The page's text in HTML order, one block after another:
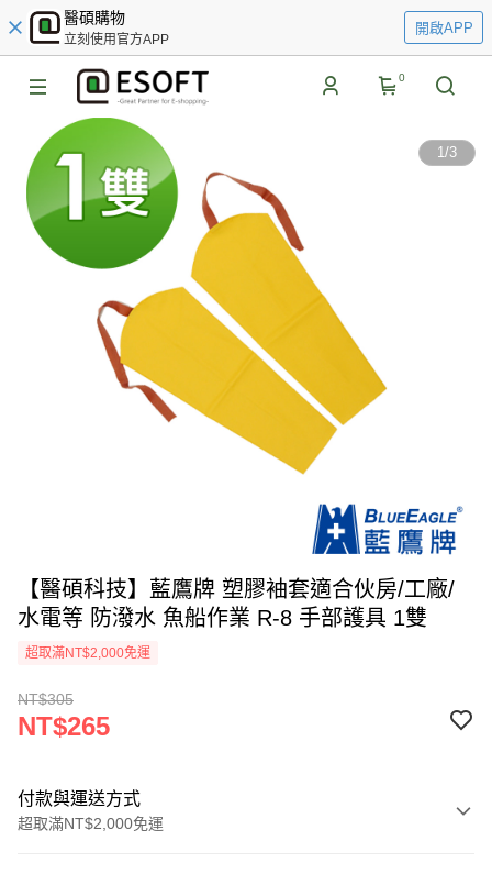
醫碩購物
立刻使用官方APP
開啟APP
0
1/3
【醫碩科技】藍鷹牌 塑膠袖套適合伙房/工廠/
水電等 防潑水 魚船作業 R-8 手部護具 1雙
超取滿NT$2,000免運
NT$305
NT$265
付款與運送方式
超取滿NT$2,000免運